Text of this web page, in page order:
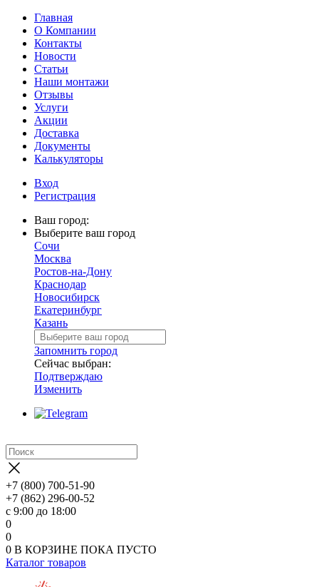
Главная
О Компании
Контакты
Новости
Статьи
Наши монтажи
Отзывы
Услуги
Акции
Доставка
Документы
Калькуляторы
Вход
Регистрация
Ваш город:
Выберите ваш город
Сочи
Москва
Ростов-на-Дону
Краснодар
Новосибирск
Екатеринбург
Казань
Запомнить город
Сейчас выбран:
Подтверждаю
Изменить
+7 (800) 700-51-90
+7 (862) 296-00-52
с 9:00 до 18:00
0
0
0 В КОРЗИНЕ ПОКА ПУСТО
Каталог товаров